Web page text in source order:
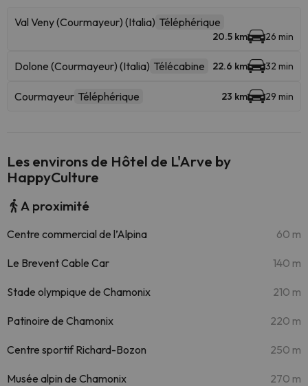
Val Veny (Courmayeur) (Italia) Téléphérique
20.5 km 26 min
Dolone (Courmayeur) (Italia) Télécabine 22.6 km 32 min
Courmayeur Téléphérique 23 km 29 min
Les environs de Hôtel de L'Arve by
HappyCulture
A proximité
Centre commercial de l’Alpina 60 m
Le Brevent Cable Car 140 m
Stade olympique de Chamonix 210 m
Patinoire de Chamonix 220 m
Centre sportif Richard-Bozon 250 m
Musée alpin de Chamonix 270 m